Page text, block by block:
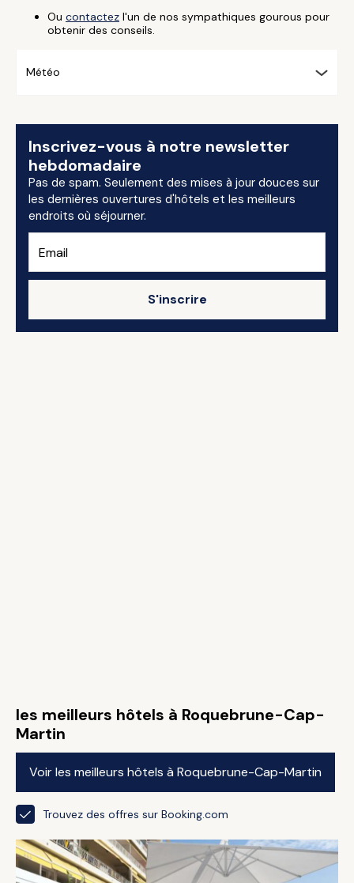
Ou contactez l'un de nos sympathiques gourous pour
obtenir des conseils.
Météo
Inscrivez-vous à notre newsletter
hebdomadaire
Pas de spam. Seulement des mises à jour douces sur
les dernières ouvertures d'hôtels et les meilleurs
endroits où séjourner.
S'inscrire
les meilleurs hôtels à Roquebrune-Cap-
Martin
Voir les meilleurs hôtels à Roquebrune-Cap-Martin
Trouvez des offres sur Booking.com